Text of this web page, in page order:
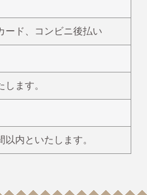
ーズ
ード、コンビニ後払い
ます。
内といたします。